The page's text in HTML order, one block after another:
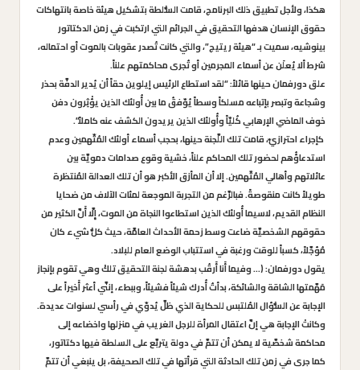
هكذا، ولأجل تطبيق ذلك البرنامج، قامت السُّلطة بتشكيل هيئة خاصة بانتهاكات
حقوق الإنسان هدفها التحقيق في الجرائم التي ارتكبت في زمن الدكتاتور
بينوشيه، سميت بـ “هيئة ريتيج”، والتي كانت تُصدر عقوبات بالموت أو احتماله،
شرط ألا يُعلَن عن أسماء المجرمين أو تُجرى محاكمتهم علناً.
علق دورفمان حينها قائلاً: “لقد استطاع الرئيس إيلوين حقاً أن يُدير الدفَّة بحذر
وشجاعة وتبصر بإتباعه مسلكاً وسطاً يُوّفقُ ما بين أُولئك الذين يؤْثِرون دفن
خوف الماضي الإرهابي كُليّاً وأُولئك الذين يريدون الكشف عنه كاملاً”.
كإجراء احترازيّ، قامت تلك اللَّجنة حينها، بحجب أسماء أولئك المُتّهمين وعدم
استدعاؤُهم لحضور تلك المحاكم علناً، خشية وقوع صدامات دمويَّة بين
عائلاتهم وأهالي المُتّهمين. إلا أن المأزق الأكبر هو أن تلك العدالة المُنتظرة
طويلاً كانت منقوصةً. فبالرَّغم من التجربة الموجعة لمئات الآلاف من ضحايا
النظام القديم، لاسيما أُولئك الذين استطاعوا النجاة من الموت، إِلَّا أَنَّ الكثير من
حقوقهم الشخصيَّة ضاعت وسط زحمة الأحداث العامَّة، حيث كلُّ شيء كان
مُؤجَّلاً، كسباً للوقت ورغبة في استتباب الوضع العام للبلاد.
يقول دورفمان: (… وفيما أَنا أَرقُب بدهشة لجنة التحقيق تلكْ وهي تقوم بإنجاز
مَهَّمتها الشاقة والشائكة، بدأتُ أُدرك شيئاً فشيئاً، وببطء، إننَّي أعثر أَخيراً على
الإجابة عن السُّؤال المُلتبس للحكاية الذي ظلَّ يُدوّي في رأسي لسنوات عديدة.
وكانتْ الإجابة هي إنَّ اعتقال المرأة للرجل الغريب في منزلها واخضاعه إلى
محاكمة شخصَّية لا يمكن أن تتمَّ في دولة يتربَّع على السلطة فيها دكتاتور،
كما جرى في زمن تلك الحادثة التي قرأتها في تلك الصحيفة، بل ينبغي أن تتمَّ